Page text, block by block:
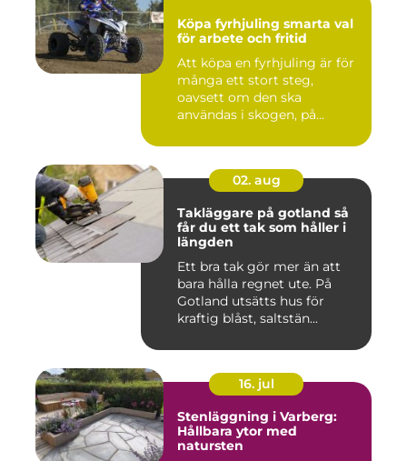
Köpa fyrhjuling smarta val
för arbete och fritid
Att köpa en fyrhjuling är för
många ett stort steg,
oavsett om den ska
användas i skogen, på
02. aug
Takläggare på gotland så
får du ett tak som håller i
längden
Ett bra tak gör mer än att
bara hålla regnet ute. På
Gotland utsätts hus för
kraftig blåst, saltstän...
16. jul
Stenläggning i Varberg:
Hållbara ytor med
natursten